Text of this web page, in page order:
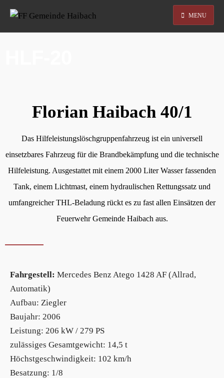
MENU
Florian Haibach 40/1
Das Hilfeleistungslöschgruppenfahrzeug ist ein universell
einsetzbares Fahrzeug für die Brandbekämpfung und die technische
Hilfeleistung. Ausgestattet mit einem 2000 Liter Wasser fassenden
Tank, einem Lichtmast, einem hydraulischen Rettungssatz und
umfangreicher THL-Beladung rückt es zu fast allen Einsätzen der
Feuerwehr Gemeinde Haibach aus.
Fahrgestell: Mercedes Benz Atego 1428 AF (Allrad,
Automatik)
Aufbau: Ziegler
Baujahr: 2006
Leistung: 206 kW / 279 PS
zulässiges Gesamtgewicht: 14,5 t
Höchstgeschwindigkeit: 102 km/h
Besatzung: 1/8